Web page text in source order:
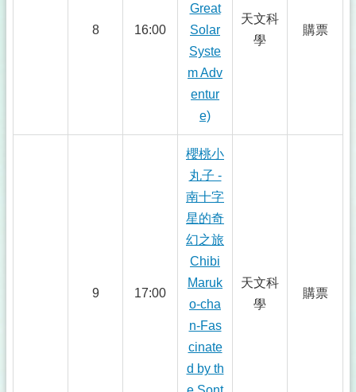
8 16:00
Great
Solar
Syste
m Adv
entur
e)
天文科
學
購票
9 17:00
櫻桃小
丸子 -
南十字
星的奇
幻之旅
Chibi
Maruk
o-cha
n-Fas
cinate
d by th
天文科
學
購票